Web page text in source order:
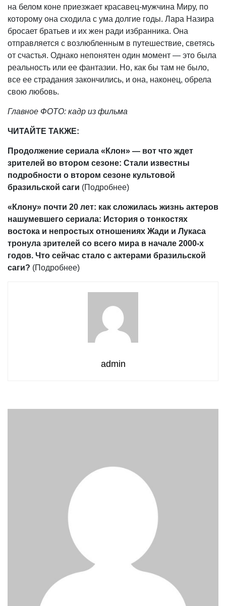
на белом коне приезжает красавец-мужчина Миру, по
которому она сходила с ума долгие годы. Лара Назира
бросает братьев и их жен ради избранника. Она
отправляется с возлюбленным в путешествие, светясь
от счастья. Однако непонятен один момент — это была
реальность или ее фантазии. Но, как бы там не было,
все ее страдания закончились, и она, наконец, обрела
свою любовь.
Главное ФОТО: кадр из фильма
ЧИТАЙТЕ ТАКЖЕ:
Продолжение сериала «Клон» — вот что ждет
зрителей во втором сезоне: Стали известны
подробности о втором сезоне культовой
бразильской саги (Подробнее)
«Клону» почти 20 лет: как сложилась жизнь актеров
нашумевшего сериала: История о тонкостях
востока и непростых отношениях Жади и Лукаса
тронула зрителей со всего мира в начале 2000-х
годов. Что сейчас стало с актерами бразильской
саги? (Подробнее)
admin